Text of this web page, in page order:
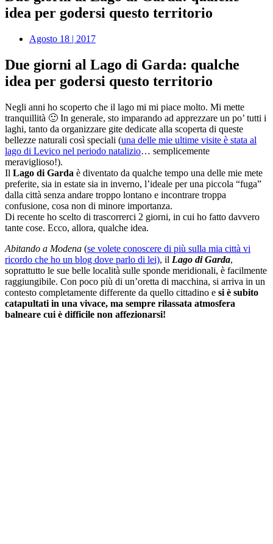
idea per godersi questo territorio
Agosto 18 | 2017
Due giorni al Lago di Garda: qualche
idea per godersi questo territorio
Negli anni ho scoperto che il lago mi mi piace molto. Mi mette
tranquillità 🙂 In generale, sto imparando ad apprezzare un po’ tutti i
laghi, tanto da organizzare gite dedicate alla scoperta di queste
bellezze naturali così speciali (una delle mie ultime visite è stata al
lago di Levico nel periodo natalizio… semplicemente
meraviglioso!).
Il Lago di Garda è diventato da qualche tempo una delle mie mete
preferite, sia in estate sia in inverno, l’ideale per una piccola “fuga”
dalla città senza andare troppo lontano e incontrare troppa
confusione, cosa non di minore importanza.
Di recente ho scelto di trascorrerci 2 giorni, in cui ho fatto davvero
tante cose. Ecco, allora, qualche idea.
Abitando a Modena (se volete conoscere di più sulla mia città vi
ricordo che ho un blog dove parlo di lei), il Lago di Garda,
soprattutto le sue belle località sulle sponde meridionali, è facilmente
raggiungibile. Con poco più di un’oretta di macchina, si arriva in un
contesto completamente differente da quello cittadino e si è subito
catapultati in una vivace, ma sempre rilassata atmosfera
balneare cui è difficile non affezionarsi!